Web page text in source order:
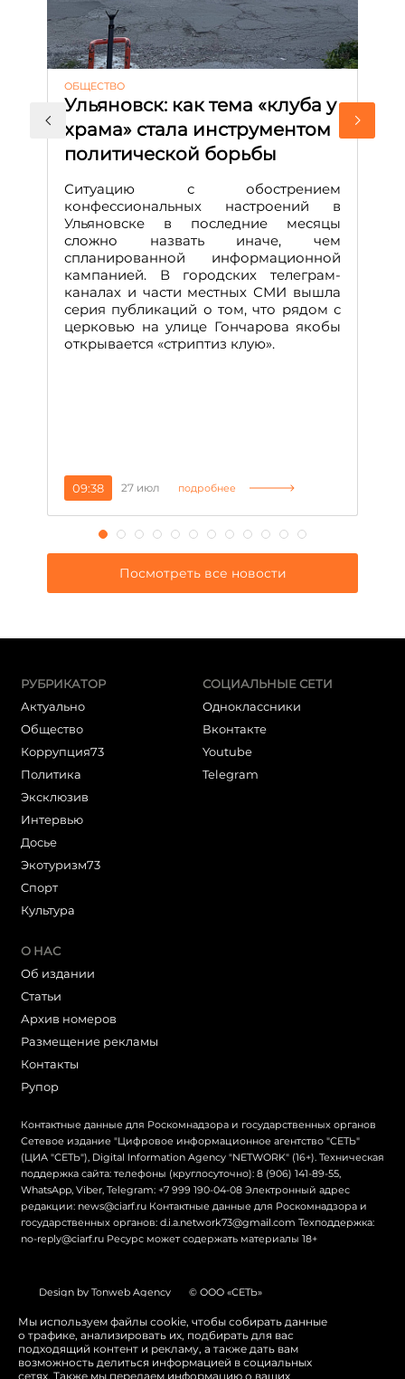
ОБЩЕСТВО
Ульяновск: как тема «клуба у
храма» стала инструментом
политической борьбы
Ситуацию с обострением
конфессиональных настроений в
Ульяновске в последние месяцы
сложно назвать иначе, чем
спланированной информационной
кампанией. В городских телеграм-
каналах и части местных СМИ вышла
серия публикаций о том, что рядом с
церковью на улице Гончарова якобы
открывается «стриптиз клую».
09:38 27 июл подробнее
Посмотреть все новости
РУБРИКАТОР
Актуально
Общество
Коррупция73
Политика
Эксклюзив
Интервью
Досье
Экотуризм73
Cпорт
Культура
СОЦИАЛЬНЫЕ СЕТИ
Одноклассники
Вконтакте
Youtube
Telegram
О НАС
Об издании
Статьи
Архив номеров
Размещение рекламы
Контакты
Рупор
Контактные данные для Роскомнадзора и государственных органов
Сетевое издание "Цифровое информационное агентство "СЕТЬ"
(ЦИА "СЕТЬ"), Digital Information Agency "NETWORK" (16+). Техническая
поддержка сайта: телефоны (круглосуточно): 8 (906) 141-89-55,
WhatsApp, Viber, Telegram: +7 999 190-04-08 Электронный адрес
редакции: news@ciarf.ru Контактные данные для Роскомнадзора и
государственных органов: d.i.a.network73@gmail.com Техподдержка:
no-reply@ciarf.ru Ресурс может содержать материалы 18+
Design by Tonweb Agency © ООО «СЕТЬ»
Политика конфиденциальности Карта сайта
Switch to English
Мы используем файлы cookie, чтобы собирать данные
о трафике, анализировать их, подбирать для вас
подходящий контент и рекламу, а также дать вам
возможность делиться информацией в социальных
сетях. Также мы передаем информацию о ваших